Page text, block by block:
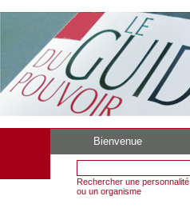
Bienvenue
Rechercher une personnalité
ou un organisme